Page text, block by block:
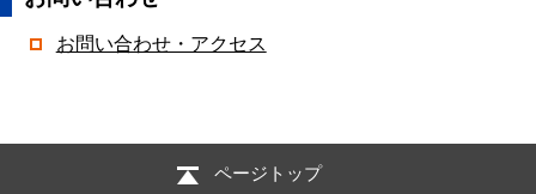
お問い合わせ・アクセス
ページトップ